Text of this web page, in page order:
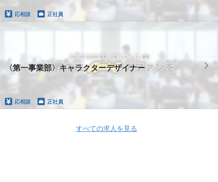
応相談 正社員
〈第一事業部〉キャラクターデザイナー
応相談 正社員
すべての求人を見る